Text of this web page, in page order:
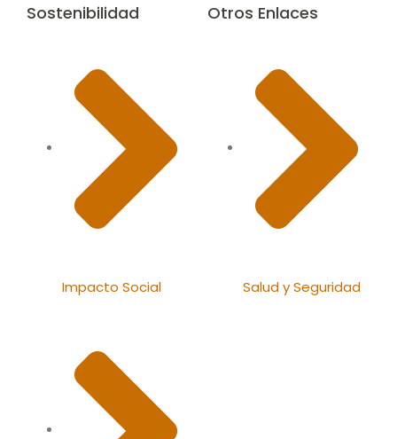
Sostenibilidad
Impacto Social
Otros Enlaces
Salud y Seguridad